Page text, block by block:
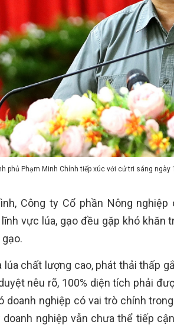
phủ Phạm Minh Chính tiếp xúc với cử tri sáng ngày
Công ty Cổ phần Nông
vực lúa, gạo đều gặp khó
lúa chất lượng cao, phát thải thấp
nêu rõ, 100% diện tích phải
doanh nghiệp có vai trò chính
nghiệp vẫn chưa thể tiếp